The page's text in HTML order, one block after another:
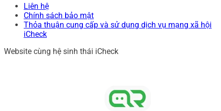
Liên hệ
Chính sách bảo mật
Thỏa thuận cung cấp và sử dụng dịch vụ mạng xã hội
iCheck
Website cùng hệ sinh thái iCheck